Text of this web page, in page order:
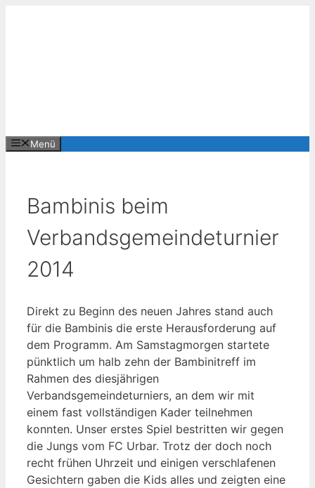
Menü
Bambinis beim
Verbandsgemeindeturnier
2014
Direkt zu Beginn des neuen Jahres stand auch
für die Bambinis die erste Herausforderung auf
dem Programm. Am Samstagmorgen startete
pünktlich um halb zehn der Bambinitreff im
Rahmen des diesjährigen
Verbandsgemeindeturniers, an dem wir mit
einem fast vollständigen Kader teilnehmen
konnten. Unser erstes Spiel bestritten wir gegen
die Jungs vom FC Urbar. Trotz der doch noch
recht frühen Uhrzeit und einigen verschlafenen
Gesichtern gaben die Kids alles und zeigten eine